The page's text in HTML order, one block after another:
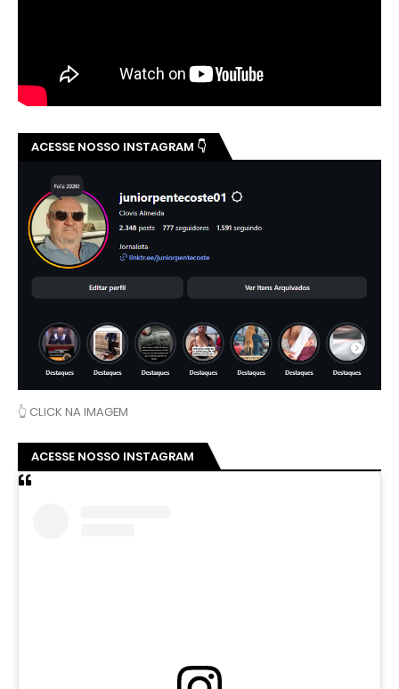
ACESSE NOSSO INSTAGRAM 👇
👆 CLICK NA IMAGEM
ACESSE NOSSO INSTAGRAM